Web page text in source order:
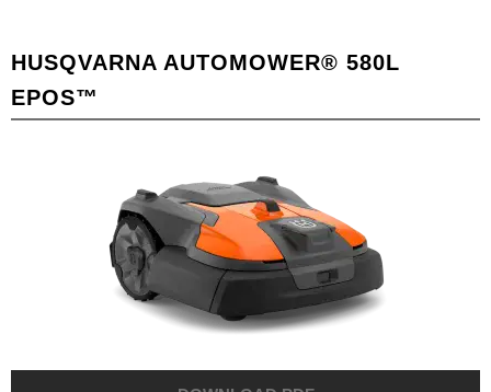
HUSQVARNA AUTOMOWER® 580L
EPOS™